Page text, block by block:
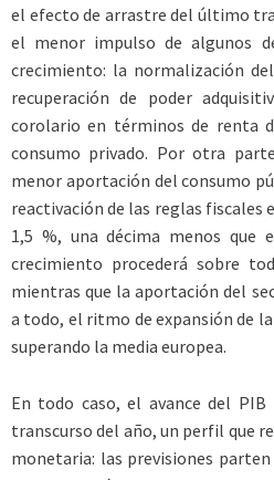
el efecto de arrastre del último
el menor impulso de algunos
crecimiento: la normalización
recuperación de poder
corolario en términos de renta
consumo privado. Por otra
menor aportación del consumo
reactivación de las reglas fiscales
1,5 %, una décima menos que
crecimiento procederá sobre
mientras que la aportación del
a todo, el ritmo de expansión de
superando la media europea.
En todo caso, el avance del
transcurso del año, un perfil que
monetaria: las previsiones parten